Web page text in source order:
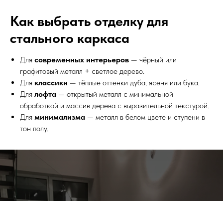
Как выбрать отделку для
стального каркаса
Для современных интерьеров — чёрный или
графитовый металл + светлое дерево.
Для классики — тёплые оттенки дуба, ясеня или бука.
Для лофта — открытый металл с минимальной
обработкой и массив дерева с выразительной текстурой.
Для минимализма — металл в белом цвете и ступени в
тон полу.